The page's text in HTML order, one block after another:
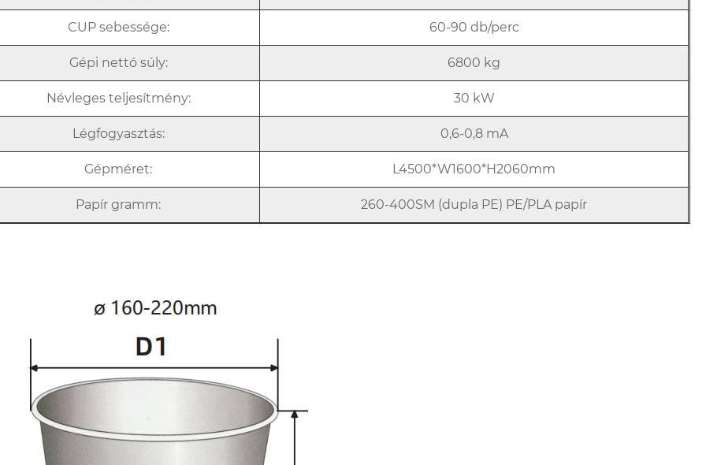
CUP sebessége: 60-90 db/perc
Gépi nettó súly: 6800 kg
Névleges teljesítmény: 30 kW
Légfogyasztás: 0,6-0,8 mA
Gépméret: L4500*W1600*H2060mm
Papír gramm: 260-400SM (dupla PE) PE/PLA papír